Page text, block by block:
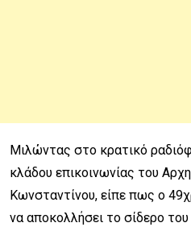
Μιλώντας στο κρατικό
κλάδου επικοινωνίας του
Κωνσταντίνου, είπε πως ο
να αποκολλήσει το σίδερο του